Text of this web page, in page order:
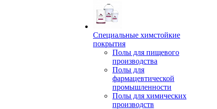
Специальные химстойкие
покрытия
Полы для пищевого
производства
Полы для
фармацевтической
промышленности
Полы для химических
производств